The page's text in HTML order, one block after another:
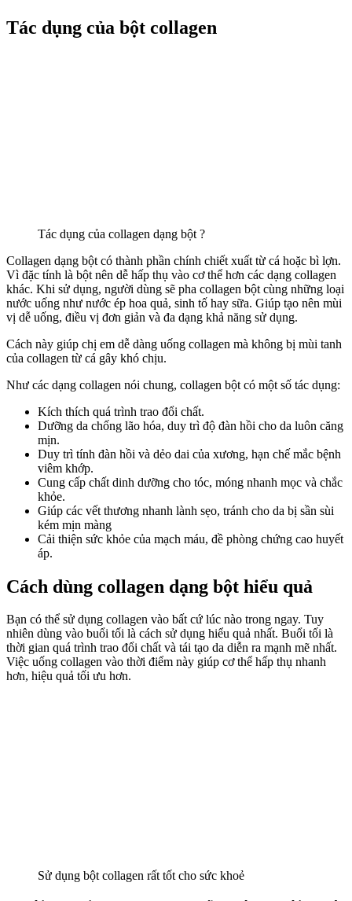
Tác dụng của bột collagen
Tác dụng của collagen dạng bột ?
Collagen dạng bột có thành phần chính chiết xuất từ cá hoặc bì lợn.
Vì đặc tính là bột nên dễ hấp thụ vào cơ thể hơn các dạng collagen
khác. Khi sử dụng, người dùng sẽ pha collagen bột cùng những loại
nước uống như nước ép hoa quả, sinh tố hay sữa. Giúp tạo nên mùi
vị dễ uống, điều vị đơn giản và đa dạng khả năng sử dụng.
Cách này giúp chị em dễ dàng uống collagen mà không bị mùi tanh
của collagen từ cá gây khó chịu.
Như các dạng collagen nói chung, collagen bột có một số tác dụng:
Kích thích quá trình trao đổi chất.
Dưỡng da chống lão hóa, duy trì độ đàn hồi cho da luôn căng
mịn.
Duy trì tính đàn hồi và dẻo dai của xương, hạn chế mắc bệnh
viêm khớp.
Cung cấp chất dinh dưỡng cho tóc, móng nhanh mọc và chắc
khỏe.
Giúp các vết thương nhanh lành sẹo, tránh cho da bị sần sùi
kém mịn màng
Cải thiện sức khỏe của mạch máu, đề phòng chứng cao huyết
áp.
Cách dùng collagen dạng bột hiểu quả
Bạn có thể sử dụng collagen vào bất cứ lúc nào trong ngay. Tuy
nhiên dùng vào buổi tối là cách sử dụng hiểu quả nhất. Buổi tối là
thời gian quá trình trao đổi chất và tái tạo da diễn ra mạnh mẽ nhất.
Việc uống collagen vào thời điểm này giúp cơ thể hấp thụ nhanh
hơn, hiệu quả tối ưu hơn.
Sử dụng bột collagen rất tốt cho sức khoẻ